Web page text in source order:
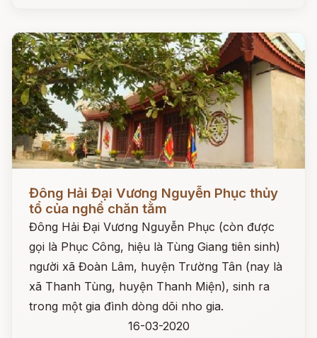
Đông Hải Đại Vương Nguyễn Phục thủy
tổ của nghề chăn tằm
Đông Hải Đại Vương Nguyễn Phục (còn được
gọi là Phục Công, hiệu là Tùng Giang tiên sinh)
người xã Đoàn Lâm, huyện Trường Tân (nay là
xã Thanh Tùng, huyện Thanh Miện), sinh ra
trong một gia đình dòng dõi nho gia.
16-03-2020